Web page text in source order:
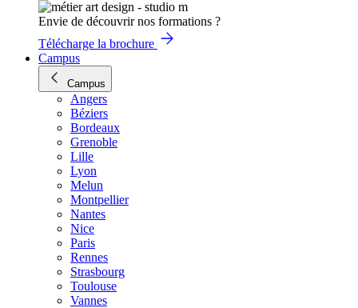
Envie de découvrir nos formations ?
Télécharge la brochure
Campus
Campus
Angers
Béziers
Bordeaux
Grenoble
Lille
Lyon
Melun
Montpellier
Nantes
Nice
Paris
Rennes
Strasbourg
Toulouse
Vannes